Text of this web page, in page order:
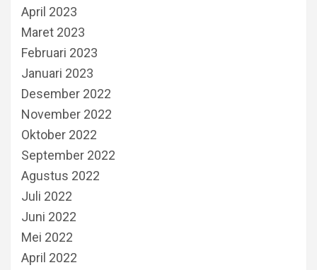
April 2023
Maret 2023
Februari 2023
Januari 2023
Desember 2022
November 2022
Oktober 2022
September 2022
Agustus 2022
Juli 2022
Juni 2022
Mei 2022
April 2022